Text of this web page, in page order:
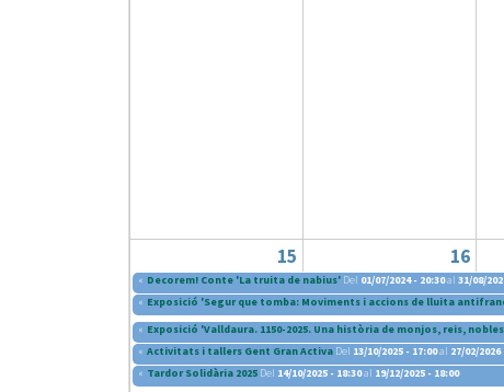
15 16
« Decorem! Conte 'La truita de nabius' Del 01/07/2024 - 20:30al 31/08/
« Exposició 'Segur que tomba: Moviments i accions de lluita
« Exposició 'Valldaura. 1150-2025. Una història de monjos, reis,
« Activitats i tallers Gent Gran Activa Del 13/10/2025 - 17:00al 27/02/2026
« Tardor Solidària 2025 Del 14/10/2025 - 18:30al 19/12/2025 - 18:00